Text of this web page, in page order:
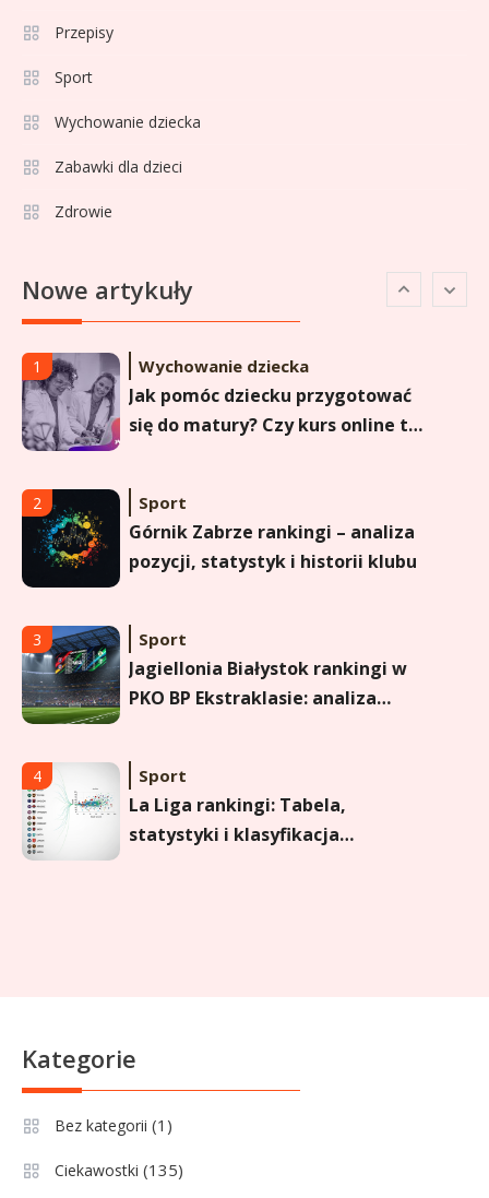
Przepisy
Sport
Wychowanie dziecka
Zabawki dla dzieci
Zdrowie
Nowe artykuły
Lech Poznań rankingi: Analiza
pozycji w Ekstraklasie i
historyczne dane
1 Wychowanie dziecka
Jak pomóc dziecku przygotować
się do matury? Czy kurs online to
maturzysty?
2 Sport
Górnik Zabrze rankingi – analiza
pozycji, statystyk i historii klubu
3 Sport
Jagiellonia Białystok rankingi w
PKO BP Ekstraklasie: analiza
4 Sport
La Liga rankingi: Tabela,
statystyki i klasyfikacja
6
historyczne dane
1 Wychowanie dziecka
Kategorie
Bez kategorii (1)
Ciekawostki (135)